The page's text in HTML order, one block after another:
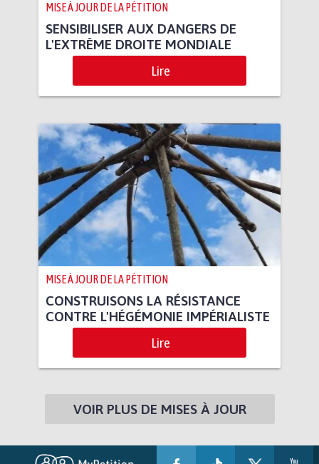
MISE À JOUR DE LA PÉTITION
SENSIBILISER AUX DANGERS DE
L'EXTRÊME DROITE MONDIALE
Lire
MISE À JOUR DE LA PÉTITION
CONSTRUISONS LA RÉSISTANCE
CONTRE L'HÉGÉMONIE IMPÉRIALISTE
Lire
VOIR PLUS DE MISES À JOUR